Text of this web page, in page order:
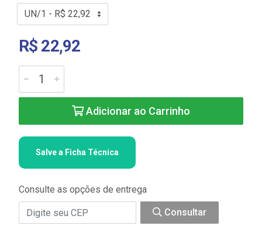
R$ 22,92
Adicionar ao Carrinho
Salve a Ficha Técnica
Consulte as opções de entrega
Consultar